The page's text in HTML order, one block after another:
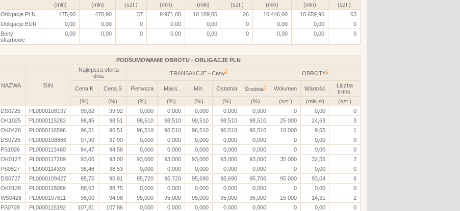
(mln)
(mln) (szt.) (mln) (mln) (szt.) (mln) (mln)
(szt.)
Obligacje PLN
475,00 470,90 37 9 971,00 10 189,06 26 10 446,00 10 659,96
63
Obligacje EUR
0,00 0,00 0 0,00 0,00 0 0,00 0,00
0
Bony
skarbowe
0,00 0,00 0 0,00 0,00 0 0,00 0,00 0
PODSUMOWANIE OBROTU - OBLIGACJE PLN
NAZWA ISIN
Najlepsza oferta
dnia
TRANSAKCJE - Ceny2 OBROTY1
Cena K Cena S Pierwsza Maks. Min. Ostatnia Średnia3 Wolumen Wartość
Liczba
trans.
(%)
(%) (%) (%) (%) (%) (%) (szt.) (mln zł)
(szt.)
DS0725
PL0000108197 99,82 99,92 0,000 0,000 0,000 0,000 0,000 0 0,00
0
OK1025
PL0000115283 98,45 98,51 98,510 98,510 98,510 98,510 98,510 25 000 24,63
3
OK0426
PL0000116596 96,51 96,51 96,510 96,510 96,510 96,510 96,510 10 000 9,65
1
DS0726
PL0000108866 97,90 97,99 0,000 0,000 0,000 0,000 0,000 0 0,00
0
PS1026
PL0000113460 94,47 94,58 0,000 0,000 0,000 0,000 0,000 0 0,00
0
OK0127
PL0000117289 93,00 93,00 93,000 93,000 93,000 93,000 93,000 35 000 32,55
2
PS0527
PL0000114393 98,46 98,53 0,000 0,000 0,000 0,000 0,000 0 0,00
0
DS0727
PL0000109427 95,75 95,81 95,720 95,720 95,690 95,690 95,706 95 000 93,04
6
OK0128
PL0000118089 88,62 88,75 0,000 0,000 0,000 0,000 0,000 0 0,00
0
WS0428
PL0000107611 95,00 94,98 95,000 95,000 95,000 95,000 95,000 15 000 14,31
2
PS0728
PL0000115192 107,81 107,86 0,000 0,000 0,000 0,000 0,000 0 0,00
0